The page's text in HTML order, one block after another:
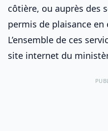
côtière, ou auprès des
permis de plaisance
L’ensemble de ces
site internet du